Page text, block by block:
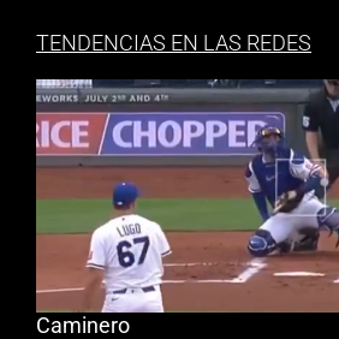
TENDENCIAS EN LAS REDES
Caminero